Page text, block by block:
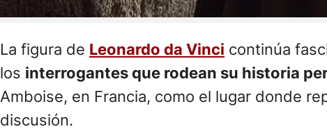
La figura de Leonardo da Vinci continúa
los interrogantes que rodean su historia
Amboise, en Francia, como el lugar donde
discusión.